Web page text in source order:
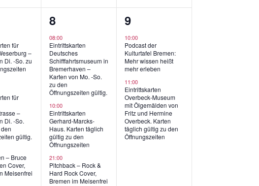
für
–
Di. -So. zu
für
–
Di. -So.
gültig.
– Bruce
Cover,
Meisenfrei
3
Veranstaltungen,
8
08:00
Eintrittskarten
Deutsches
Schifffahrtsmuseum in
Bremerhaven –
Karten von Mo. -So.
zu den
Öffnungszeiten gültig.
10:00
Eintrittskarten
Gerhard-Marcks-
Haus. Karten täglich
gültig zu den
Öffnungszeiten
21:00
Pitchback – Rock &
Hard Rock Cover,
Bremen im Meisenfrei
2
Veranstaltungen,
9
10:00
Podcast der
Kulturtafel Bremen:
Mehr wissen heißt
mehr erleben
11:00
Eintrittskarten
Overbeck-Museum
mit Ölgemälden von
Fritz und Hermine
Overbeck. Karten
täglich gültig zu den
Öffnungszeiten